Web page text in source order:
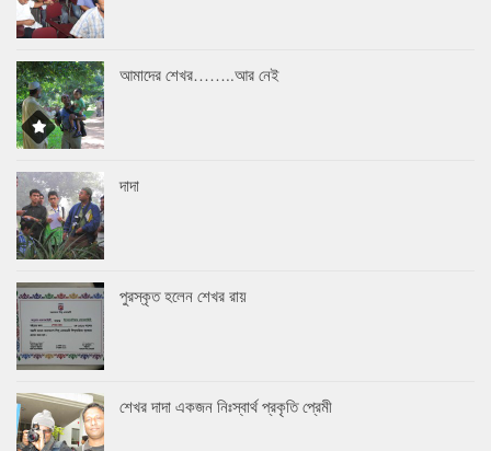
আমাদের শেখর……..আর নেই
দাদা
পুরস্কৃত হলেন শেখর রায়
শেখর দাদা একজন নিঃস্বার্থ প্রকৃতি প্রেমী